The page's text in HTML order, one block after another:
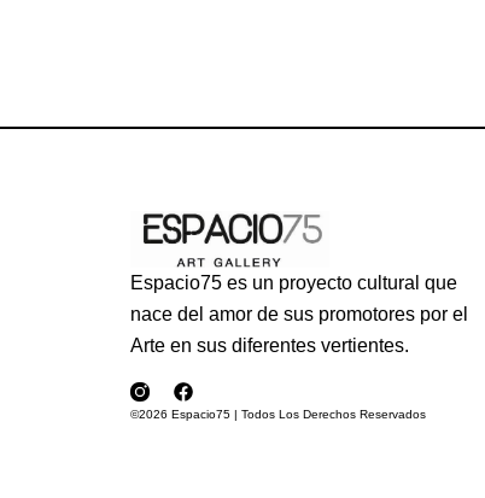
Espacio75 es un proyecto cultural que
nace del amor de sus promotores por el
Arte en sus diferentes vertientes.
©2026 Espacio75 | Todos Los Derechos Reservados